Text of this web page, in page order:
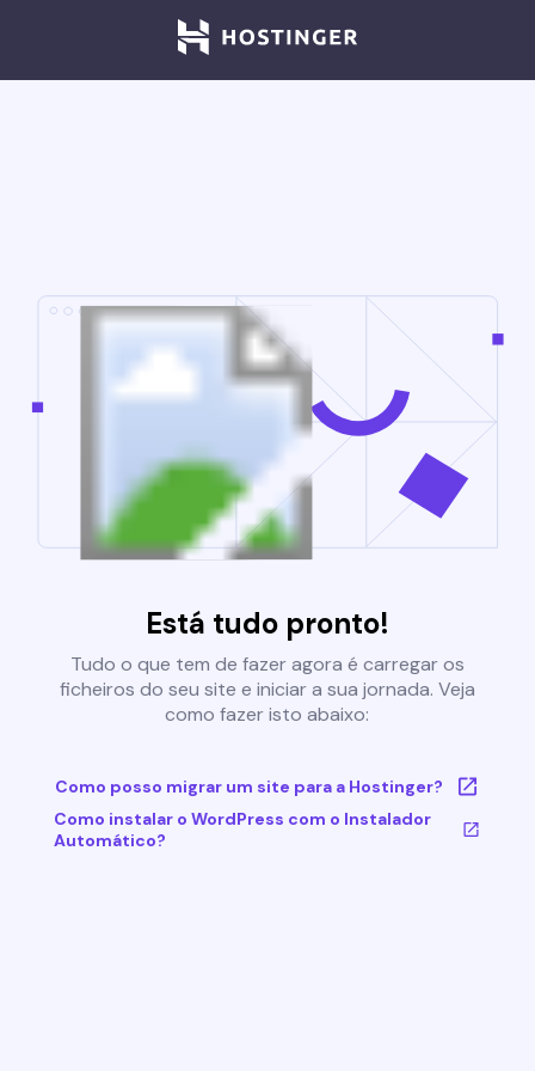
Está tudo pronto!
Tudo o que tem de fazer agora é carregar os
ficheiros do seu site e iniciar a sua jornada. Veja
como fazer isto abaixo:
Como posso migrar um site para a Hostinger?
Como instalar o WordPress com o Instalador
Automático?